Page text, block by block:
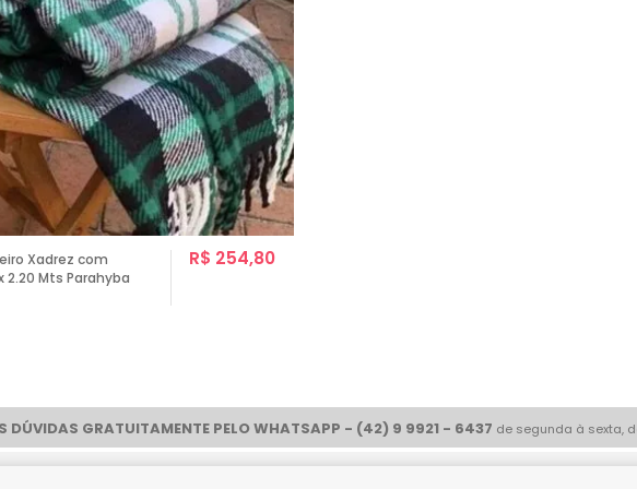
Xadrez com
2.20 Mts Parahyba
R$ 254,80
DÚVIDAS GRATUITAMENTE PELO WHATSAPP - (42) 9 9921 - 6437 de segunda à sexta,